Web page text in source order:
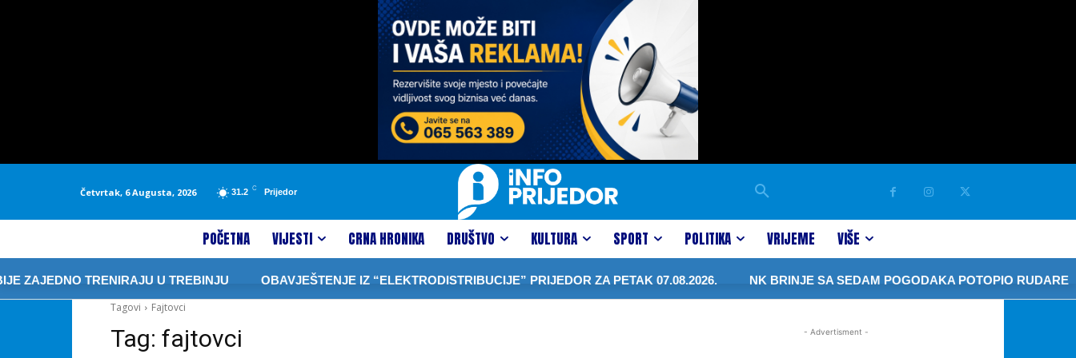
Četvrtak, 6 Augusta, 2026 31.2 C Prijedor
POČETNA VIJESTI CRNA HRONIKA DRUŠTVO KULTURA SPORT POLITIKA VRIJEME VIŠE
ZAJEDNO TRENIRAJU U TREBINJU OBAVJEŠTENJE IZ “ELEKTRODISTRIBUCIJE” PRIJEDOR ZA PETAK 07.08.2026.
NK BRINJE SA SEDAM POGODAKA POTOPIO RUDARE
Tagovi
Fajtovci
Tag: fajtovci - Advertisment -